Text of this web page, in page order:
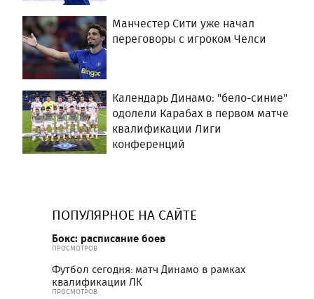
Манчестер Сити уже начал
переговоры с игроком Челси
Календарь Динамо: "бело-синие"
одолели Карабах в первом матче
квалификации Лиги
конференций
ПОПУЛЯРНОЕ НА САЙТЕ
Бокс: расписание боев
ПРОСМОТРОВ
Футбол сегодня: матч Динамо в рамках
квалификации ЛК
ПРОСМОТРОВ